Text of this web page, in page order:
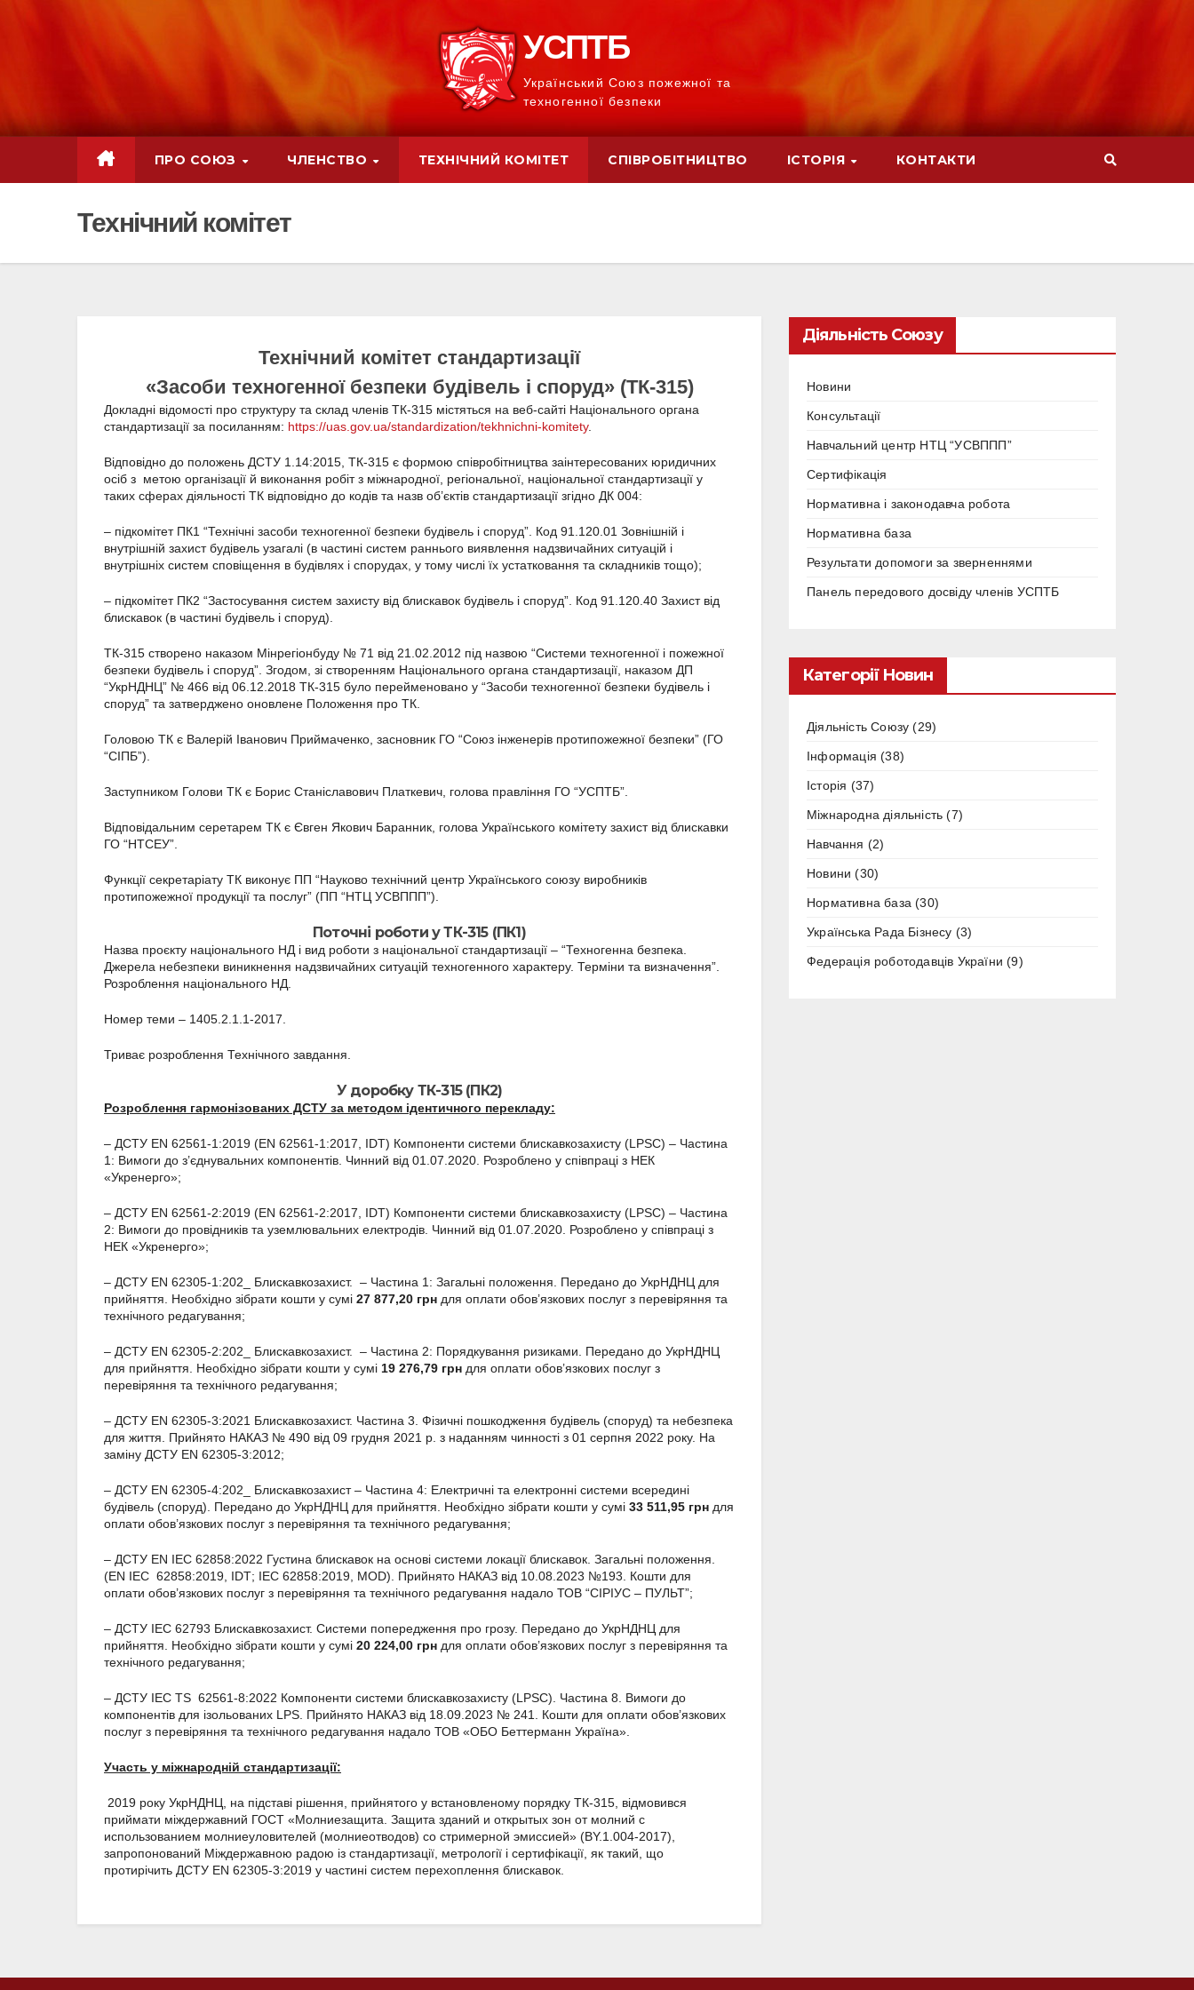
УСПТБ
Український Союз пожежної та
техногенної безпеки
ПРО СОЮЗ ЧЛЕНСТВО ТЕХНІЧНИЙ КОМІТЕТ СПІВРОБІТНИЦТВО ІСТОРІЯ КОНТАКТИ
Технічний комітет
Технічний комітет стандартизації
«Засоби техногенної безпеки будівель і споруд» (ТК-315)
Докладні відомості про структуру та склад членів ТК-315 містяться на веб-сайті Національного органа
стандартизації за посиланням: https://uas.gov.ua/standardization/tekhnichni-komitety.
Відповідно до положень ДСТУ 1.14:2015, ТК-315 є формою співробітництва заінтересованих юридичних
осіб з метою організації й виконання робіт з міжнародної, регіональної, національної стандартизації у
таких сферах діяльності ТК відповідно до кодів та назв об’єктів стандартизації згідно ДК 004:
– підкомітет ПК1 “Технічні засоби техногенної безпеки будівель і споруд”. Код 91.120.01 Зовнішній і
внутрішній захист будівель узагалі (в частині систем раннього виявлення надзвичайних ситуацій і
внутрішніх систем сповіщення в будівлях і спорудах, у тому числі їх устатковання та складників тощо);
– підкомітет ПК2 “Застосування систем захисту від блискавок будівель і споруд”. Код 91.120.40 Захист від
блискавок (в частині будівель і споруд).
ТК-315 створено наказом Мінрегіонбуду № 71 від 21.02.2012 під назвою “Системи техногенної і пожежної
безпеки будівель і споруд”. Згодом, зі створенням Національного органа стандартизації, наказом ДП
“УкрНДНЦ” № 466 від 06.12.2018 ТК-315 було перейменовано у “Засоби техногенної безпеки будівель і
споруд” та затверджено оновлене Положення про ТК.
Головою ТК є Валерій Іванович Приймаченко, засновник ГО “Союз інженерів протипожежної безпеки” (ГО
“СІПБ”).
Заступником Голови ТК є Борис Станіславович Платкевич, голова правління ГО “УСПТБ”.
Відповідальним серетарем ТК є Євген Якович Баранник, голова Українського комітету захист від блискавки
ГО “НТСЕУ”.
Функції секретаріату ТК виконує ПП “Науково технічний центр Українського союзу виробників
протипожежної продукції та послуг” (ПП “НТЦ УСВППП”).
Поточні роботи у ТК-315 (ПК1)
Назва проєкту національного НД і вид роботи з національної стандартизації – “Техногенна безпека.
Джерела небезпеки виникнення надзвичайних ситуацій техногенного характеру. Терміни та визначення”.
Розроблення національного НД.
Номер теми – 1405.2.1.1-2017.
Триває розроблення Технічного завдання.
У доробку ТК-315 (ПК2)
Розроблення гармонізованих ДСТУ за методом ідентичного перекладу:
– ДСТУ EN 62561-1:2019 (EN 62561-1:2017, IDT) Компоненти системи блискавкозахисту (LPSC) – Частина
1: Вимоги до з’єднувальних компонентів. Чинний від 01.07.2020. Розроблено у співпраці з НЕК
«Укренерго»;
– ДСТУ EN 62561-2:2019 (EN 62561-2:2017, IDT) Компоненти системи блискавкозахисту (LPSC) – Частина
2: Вимоги до провідників та уземлювальних електродів. Чинний від 01.07.2020. Розроблено у співпраці з
НЕК «Укренерго»;
– ДСТУ EN 62305-1:202_ Блискавкозахист. – Частина 1: Загальні положення. Передано до УкрНДНЦ для
прийняття. Необхідно зібрати кошти у сумі 27 877,20 грн для оплати обов’язкових послуг з перевіряння та
технічного редагування;
– ДСТУ EN 62305-2:202_ Блискавкозахист. – Частина 2: Порядкування ризиками. Передано до УкрНДНЦ
для прийняття. Необхідно зібрати кошти у сумі 19 276,79 грн для оплати обов’язкових послуг з
перевіряння та технічного редагування;
– ДСТУ EN 62305-3:2021 Блискавкозахист. Частина 3. Фізичні пошкодження будівель (споруд) та небезпека
для життя. Прийнято НАКАЗ № 490 від 09 грудня 2021 р. з наданням чинності з 01 серпня 2022 року. На
заміну ДСТУ EN 62305-3:2012;
– ДСТУ EN 62305-4:202_ Блискавкозахист – Частина 4: Електричні та електронні системи всередині
будівель (споруд). Передано до УкрНДНЦ для прийняття. Необхідно зібрати кошти у сумі 33 511,95 грн для
оплати обов’язкових послуг з перевіряння та технічного редагування;
– ДСТУ EN ІЕС 62858:2022 Густина блискавок на основі системи локації блискавок. Загальні положення.
(EN ІЕС 62858:2019, IDТ; ІЕС 62858:2019, MOD). Прийнято НАКАЗ від 10.08.2023 №193. Кошти для
оплати обов’язкових послуг з перевіряння та технічного редагування надало ТОВ “СІРІУС – ПУЛЬТ”;
– ДСТУ IEC 62793 Блискавкозахист. Системи попередження про грозу. Передано до УкрНДНЦ для
прийняття. Необхідно зібрати кошти у сумі 20 224,00 грн для оплати обов’язкових послуг з перевіряння та
технічного редагування;
– ДСТУ IEC TS 62561-8:2022 Компоненти системи блискавкозахисту (LPSC). Частина 8. Вимоги до
компонентів для ізольованих LPS. Прийнято НАКАЗ від 18.09.2023 № 241. Кошти для оплати обов’язкових
послуг з перевіряння та технічного редагування надало ТОВ «ОБО Беттерманн Україна».
Участь у міжнародній стандартизації:
2019 року УкрНДНЦ, на підставі рішення, прийнятого у встановленому порядку ТК-315, відмовився
приймати міждержавний ГОСТ «Молниезащита. Защита зданий и открытых зон от молний с
использованием молниеуловителей (молниеотводов) со стримерной эмиссией» (BY.1.004-2017),
запропонований Міждержавною радою із стандартизації, метрології і сертифікації, як такий, що
протирічить ДСТУ EN 62305-3:2019 у частині систем перехоплення блискавок.
Діяльність Союзу
Новини
Консультації
Навчальний центр НТЦ “УСВППП”
Сертифікація
Нормативна і законодавча робота
Нормативна база
Результати допомоги за зверненнями
Панель передового досвіду членів УСПТБ
Категорії Новин
Діяльність Союзу (29)
Інформація (38)
Історія (37)
Міжнародна діяльність (7)
Навчання (2)
Новини (30)
Нормативна база (30)
Українська Рада Бізнесу (3)
Федерація роботодавців України (9)